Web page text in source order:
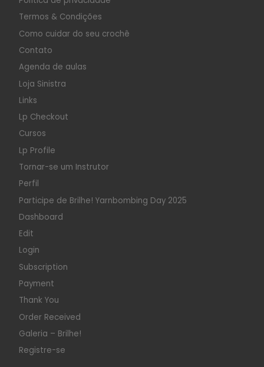
Termos & Condições
Como cuidar do seu crochê
Contato
Agenda de aulas
Loja Sinistra
Links
Lp Checkout
Cursos
Lp Profile
Tornar-se um Instrutor
Perfil
Participe de Brilhe! Yarnbombing Day 2025
Dashboard
Edit
Login
Subscription
Payment
Thank You
Order Received
Galeria – Brilhe!
Registre-se